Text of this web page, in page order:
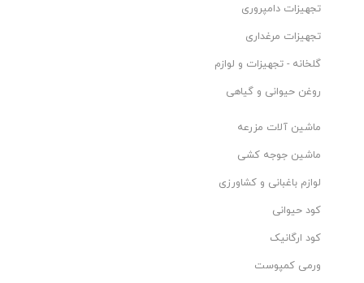
تجهیزات دامپروری
تجهیزات مرغداری
گلخانه - تجهیزات و لوازم
روغن حیوانی و گیاهی
ماشین آلات مزرعه
ماشین جوجه کشی
لوازم باغبانی و کشاورزی
کود حیوانی
کود ارگانیک
ورمی کمپوست